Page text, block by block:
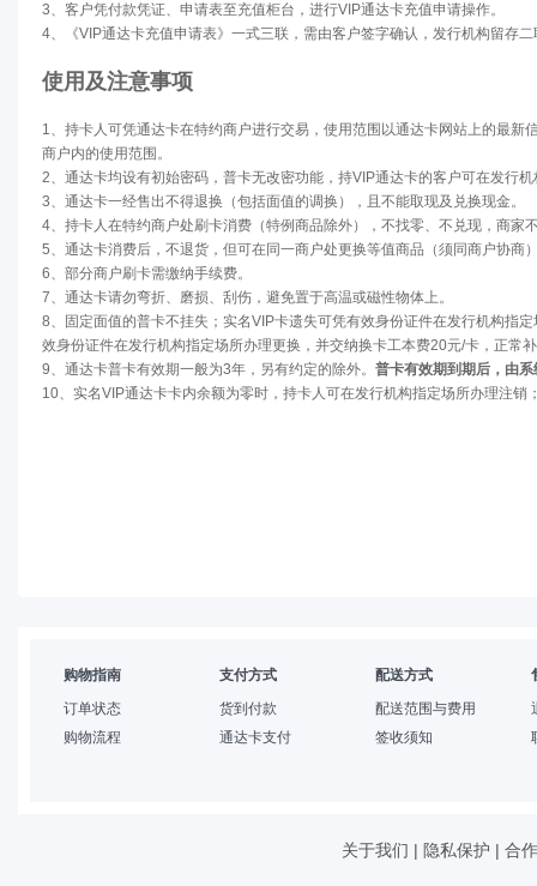
3、客户凭付款凭证、申请表至充值柜台，进行VIP通达卡充值申请操作。
4、《VIP通达卡充值申请表》一式三联，需由客户签字确认，发行机构留存
使用及注意事项
1、持卡人可凭通达卡在特约商户进行交易，使用范围以通达卡网站上的最
商户内的使用范围。
2、通达卡均设有初始密码，普卡无改密功能，持VIP通达卡的客户可在发行
3、通达卡一经售出不得退换（包括面值的调换），且不能取现及兑换现金。
4、持卡人在特约商户处刷卡消费（特例商品除外），不找零、不兑现，商家
5、通达卡消费后，不退货，但可在同一商户处更换等值商品（须同商户协商
6、部分商户刷卡需缴纳手续费。
7、通达卡请勿弯折、磨损、刮伤，避免置于高温或磁性物体上。
8、固定面值的普卡不挂失；实名VIP卡遗失可凭有效身份证件在发行机构指
效身份证件在发行机构指定场所办理更换，并交纳换卡工本费20元/卡，正常
9、通达卡普卡有效期一般为3年，另有约定的除外。 普卡有效期到期后，由
10、实名VIP通达卡卡内余额为零时，持卡人可在发行机构指定场所办理注
购物指南
订单状态
购物流程
支付方式
货到付款
通达卡支付
配送方式
配送范围与费用
签收须知
关于我们 | 隐私保护 | 合